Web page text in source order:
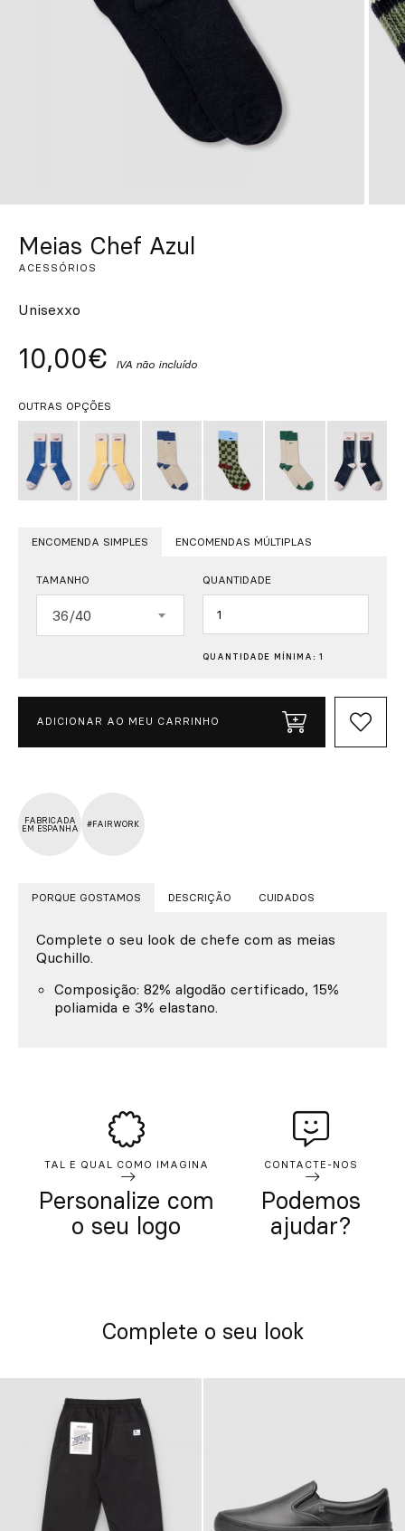
Meias Chef Azul
ACESSÓRIOS
Unisexxo
10,00€ IVA não incluído
OUTRAS OPÇÕES
ENCOMENDA SIMPLES ENCOMENDAS MÚLTIPLAS
TAMANHO
36/40
QUANTIDADE
Quantidade
QUANTIDADE MÍNIMA: 1
ADICIONAR AO MEU CARRINHO
FABRICADA
EM ESPANHA
#FAIRWORK
PORQUE GOSTAMOS DESCRIÇÃO CUIDADOS
Complete o seu look de chefe com as meias
Quchillo.
Composição: 82% algodão certificado, 15%
poliamida e 3% elastano.
TAL E QUAL COMO IMAGINA
Personalize com
o seu logo
CONTACTE-NOS
Podemos
ajudar?
Complete o seu look